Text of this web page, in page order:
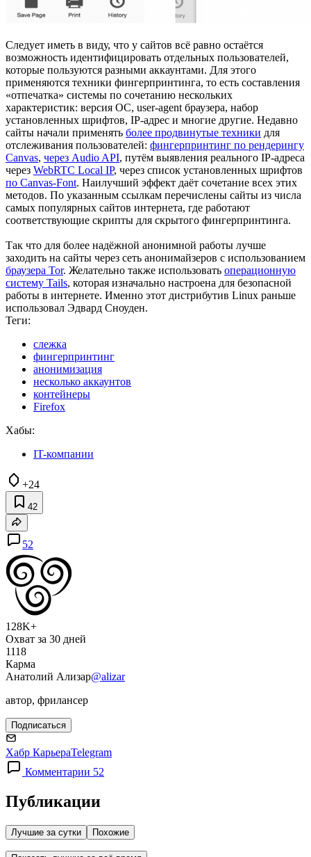
Следует иметь в виду, что у сайтов всё равно остаётся
возможность идентифицировать отдельных пользователей,
которые пользуются разными аккаунтами. Для этого
применяются техники фингерпринтинга, то есть составления
«отпечатка» системы по сочетанию нескольких
характеристик: версия ОС, user-agent браузера, набор
установленных шрифтов, IP-адрес и многие другие. Недавно
сайты начали применять более продвинутые техники для
отслеживания пользователей: фингерпринтинг по рендерингу
Сanvas, через Audio API, путём выявления реального IP-адреса
через WebRTC Local IP, через список установленных шрифтов
по Canvas-Font. Наилучший эффект даёт сочетание всех этих
методов. По указанным ссылкам перечислены сайты из числа
самых популярных сайтов интернета, где работают
соответствующие скрипты для скрытого фингерпринтинга.
Так что для более надёжной анонимной работы лучше
заходить на сайты через сеть анонимайзеров с использованием
браузера Tor. Желательно также использовать операционную
систему Tails, которая изначально настроена для безопасной
работы в интернете. Именно этот дистрибутив Linux раньше
использовал Эдвард Сноуден.
Теги:
слежка
фингерпринтинг
анонимизация
несколько аккаунтов
контейнеры
Firefox
Хабы:
IT-компании
+24
42
52
128K+
Охват за 30 дней
1118
Карма
Анатолий Ализар@alizar
автор, фрилансер
Подписаться
Хабр КарьераTelegram
Комментарии 52
Публикации
Лучшие за сутки Похожие